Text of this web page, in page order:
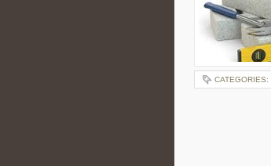
CATEGORIES: